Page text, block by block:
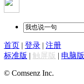
首页 | 登录 | 注册
标准版 | 触屏版 | 电脑版
© Comsenz Inc.